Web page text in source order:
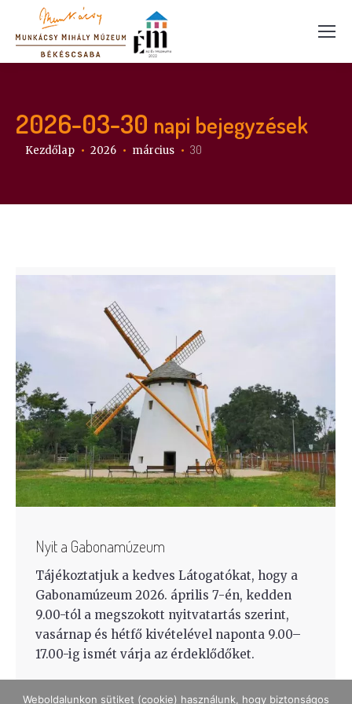
2026-03-30 napi bejegyzések
Itt vagy:
Kezdőlap 2026 március 30
Nyit a Gabonamúzeum
Tájékoztatjuk a kedves Látogatókat, hogy a
Gabonamúzeum 2026. április 7-én, kedden
9.00-tól a megszokott nyitvatartás szerint,
vasárnap és hétfő kivételével naponta 9.00–
17.00-ig ismét várja az érdeklődőket.
Weboldalunkon sütiket (cookie) használunk, hogy biztonságos